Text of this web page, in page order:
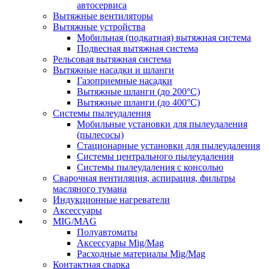
автосервиса
Вытяжные вентиляторы
Вытяжные устройства
Мобильная (подкатная) вытяжная система
Подвесная вытяжная система
Рельсовая вытяжная система
Вытяжные насадки и шланги
Газоприемные насадки
Вытяжные шланги (до 200°C)
Вытяжные шланги (до 400°C)
Системы пылеудаления
Мобильные установки для пылеудаления
(пылесосы)
Стационарные установки для пылеудаления
Системы центрального пылеудаления
Системы пылеудаления с консолью
Сварочная вентиляция, аспирация, фильтры
масляного тумана
Индукционные нагреватели
Аксессуары
MIG/MAG
Полуавтоматы
Аксессуары Mig/Mag
Расходные материалы Mig/Mag
Контактная сварка